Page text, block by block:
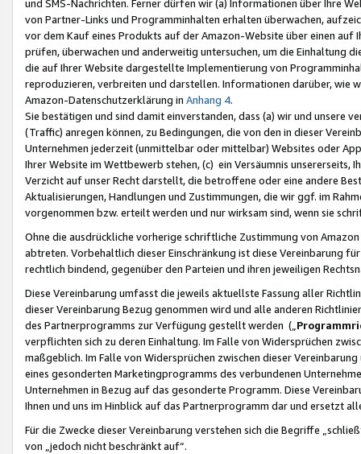
und SMS-Nachrichten. Ferner dürfen wir (a) Informationen über Ihre
von Partner-Links und Programminhalten erhalten überwachen,
vor dem Kauf eines Produkts auf der Amazon-Website über einen
prüfen, überwachen und anderweitig untersuchen, um die Einhaltung
die auf Ihrer Website dargestellte Implementierung von
reproduzieren, verbreiten und darstellen. Informationen darüber, wie
Amazon-Datenschutzerklärung in Anhang 4.
Sie bestätigen und sind damit einverstanden, dass (a) wir und
(Traffic) anregen können, zu Bedingungen, die von den in dieser
Unternehmen jederzeit (unmittelbar oder mittelbar) Websites oder
Ihrer Website im Wettbewerb stehen, (c) ein Versäumnis unsererseits,
Verzicht auf unser Recht darstellt, die betroffene oder eine andere
Aktualisierungen, Handlungen und Zustimmungen, die wir ggf. im
vorgenommen bzw. erteilt werden und nur wirksam sind, wenn sie
Ohne die ausdrückliche vorherige schriftliche Zustimmung von
abtreten. Vorbehaltlich dieser Einschränkung ist diese Vereinbarung
rechtlich bindend, gegenüber den Parteien und ihren jeweiligen
Diese Vereinbarung umfasst die jeweils aktuellste Fassung aller
dieser Vereinbarung Bezug genommen wird und alle anderen
des Partnerprogramms zur Verfügung gestellt werden („
verpflichten sich zu deren Einhaltung. Im Falle von Widersprüchen
maßgeblich. Im Falle von Widersprüchen zwischen dieser
eines gesonderten Marketingprogramms des verbundenen
Unternehmen in Bezug auf das gesonderte Programm. Diese
Ihnen und uns im Hinblick auf das Partnerprogramm dar und ersetzt
Für die Zwecke dieser Vereinbarung verstehen sich die Begriffe
von „jedoch nicht beschränkt auf“.